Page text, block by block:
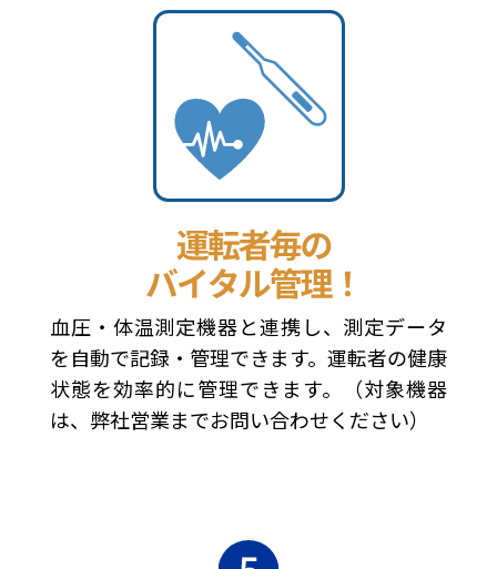
血圧・体温測定機器と連携し、測定データ
を自動で記録・管理できます。運転者の健康
状態を効率的に管理できます。（対象機器
は、弊社営業までお問い合わせください）